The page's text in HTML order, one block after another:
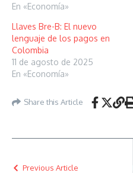
En «Economía»
Llaves Bre-B: El nuevo
lenguaje de los pagos en
Colombia
11 de agosto de 2025
En «Economía»
Share this Article
Previous Article